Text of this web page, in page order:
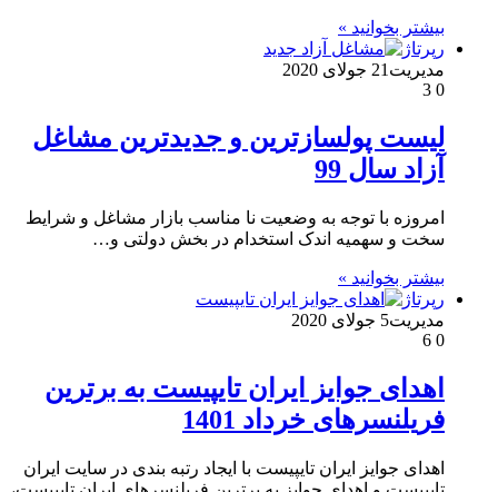
بیشتر بخوانید »
رپرتاژ
مدیریت 21 جولای 2020
0
لیست پولسازترین و جدیدترین مشاغل
آزاد سال 99
امروزه با توجه به وضعیت نا مناسب بازار مشاغل و شرایط
سخت و سهمیه اندک استخدام در بخش دولتی و…
بیشتر بخوانید »
رپرتاژ
مدیریت5 جولای 2020
0
اهدای جوایز ایران تایپیست به برترین
فریلنسرهای خرداد 1401
اهدای جوایز ایران تایپیست با ایجاد رتبه بندی در سایت ایران